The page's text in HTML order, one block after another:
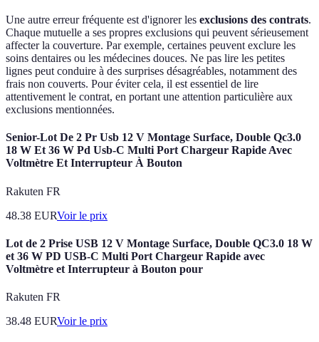
Une autre erreur fréquente est d'ignorer les exclusions des contrats.
Chaque mutuelle a ses propres exclusions qui peuvent sérieusement
affecter la couverture. Par exemple, certaines peuvent exclure les
soins dentaires ou les médecines douces. Ne pas lire les petites
lignes peut conduire à des surprises désagréables, notamment des
frais non couverts. Pour éviter cela, il est essentiel de lire
attentivement le contrat, en portant une attention particulière aux
exclusions mentionnées.
Senior-Lot De 2 Pr Usb 12 V Montage Surface, Double Qc3.0
18 W Et 36 W Pd Usb-C Multi Port Chargeur Rapide Avec
Voltmètre Et Interrupteur À Bouton
Rakuten FR
48.38 EURVoir le prix
Lot de 2 Prise USB 12 V Montage Surface, Double QC3.0 18 W
et 36 W PD USB-C Multi Port Chargeur Rapide avec
Voltmètre et Interrupteur à Bouton pour
Rakuten FR
38.48 EURVoir le prix